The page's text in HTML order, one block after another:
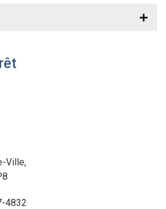
Ville,
4832